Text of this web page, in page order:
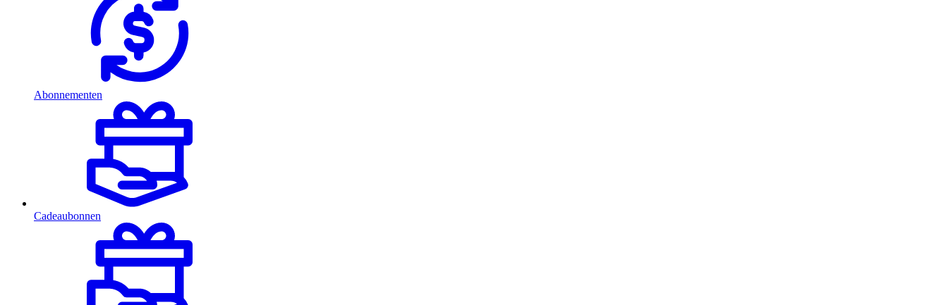
Abonnementen
Cadeaubonnen